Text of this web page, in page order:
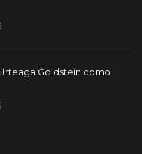
Goldstein como